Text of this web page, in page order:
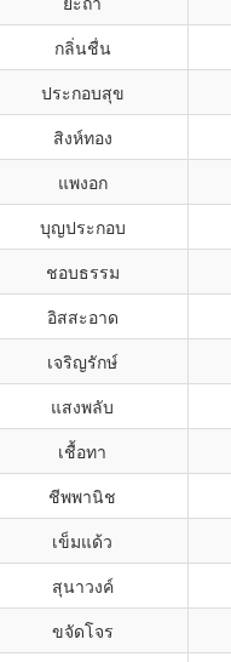
กลิ่นชื่น
ประกอบสุข
สิงห์ทอง
แพงอก
บุญประกอบ
ชอบธรรม
อิสสะอาด
เจริญรักษ์
แสงพลับ
เชื้อทา
ชีพพานิช
เข็มแด้ว
สุนาวงค์
ขจัดโจร